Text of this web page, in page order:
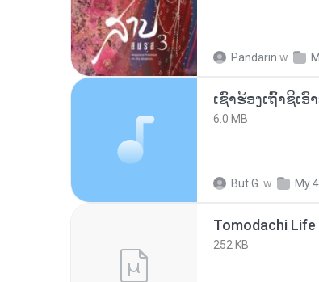
Pandarin w
6.0 MB
But G. w My
252 KB